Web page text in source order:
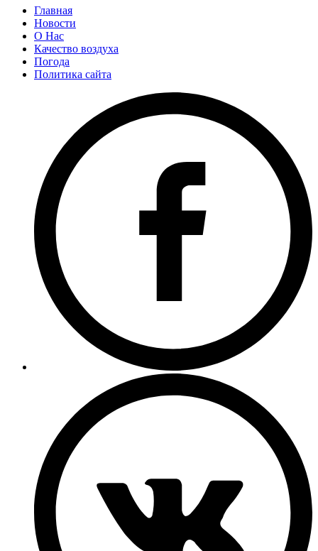
Главная
Новости
О Нас
Качество воздуха
Погода
Политика сайта